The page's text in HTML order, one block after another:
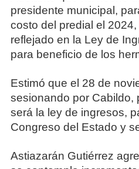
presidente municipal,
costo del predial el
reflejado en la Ley de
para beneficio de los
Estimó que el 28 de
sesionando por Cabildo,
será la ley de ingresos,
Congreso del Estado y
Astiazarán Gutiérrez